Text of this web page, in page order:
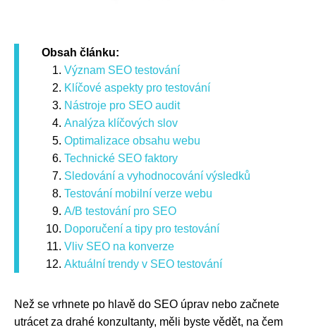
Obsah článku:
Význam SEO testování
Klíčové aspekty pro testování
Nástroje pro SEO audit
Analýza klíčových slov
Optimalizace obsahu webu
Technické SEO faktory
Sledování a vyhodnocování výsledků
Testování mobilní verze webu
A/B testování pro SEO
Doporučení a tipy pro testování
Vliv SEO na konverze
Aktuální trendy v SEO testování
Než se vrhnete po hlavě do SEO úprav nebo začnete
utrácet za drahé konzultanty, měli byste vědět, na čem